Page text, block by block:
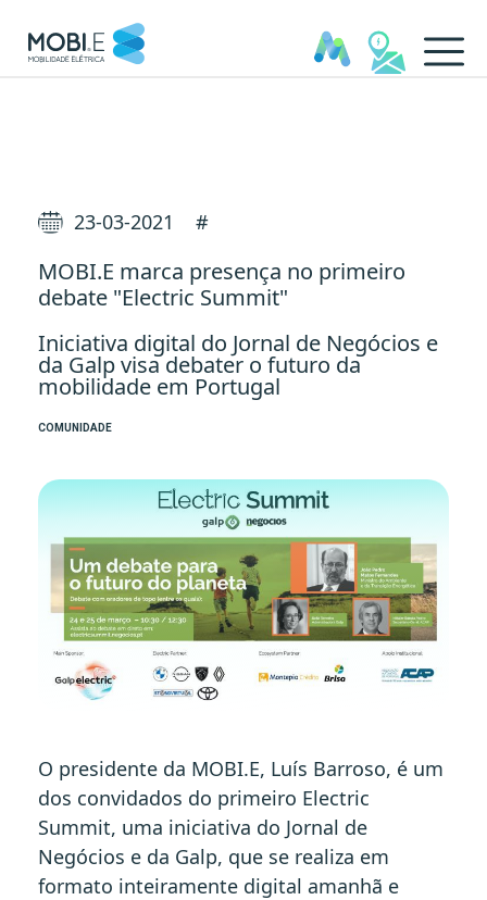
23-03-2021 #
MOBI.E marca presença no primeiro
debate "Electric Summit"
Iniciativa digital do Jornal de Negócios e
da Galp visa debater o futuro da
mobilidade em Portugal
COMUNIDADE
O presidente da MOBI.E, Luís Barroso, é um
dos convidados do primeiro Electric
Summit, uma iniciativa do Jornal de
Negócios e da Galp, que se realiza em
formato inteiramente digital amanhã e